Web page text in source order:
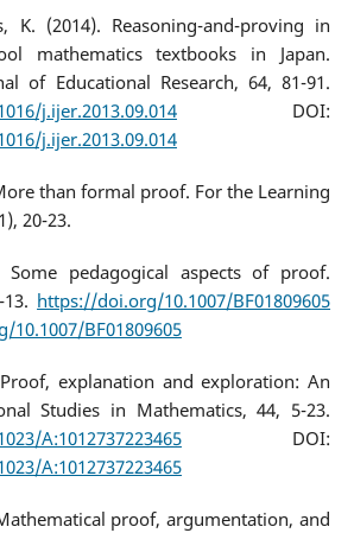
K. (2014). Reasoning-and-proving in
mathematics textbooks in Japan.
of Educational Research, 64, 81-91.
j.ijer.2013.09.014DOI:
j.ijer.2013.09.014
than formal proof. For the Learning
20-23.
Some pedagogical aspects of proof.
https://doi.org/10.1007/BF01809605
BF01809605
explanation and exploration: An
Studies in Mathematics, 44, 5-23.
A:1012737223465DOI:
A:1012737223465
proof, argumentation, and